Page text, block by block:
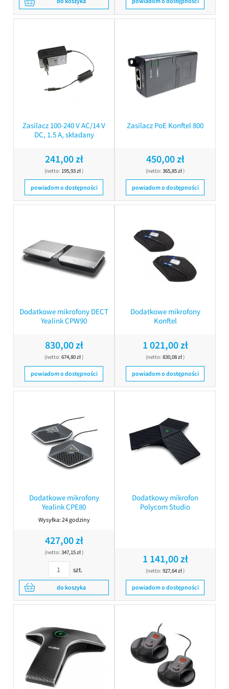
Zasilacz 100-240 V AC/14 V
DC, 1.5 A, składany
241,00 zł
(netto: 195,93 zł)
powiadom o dostępności
Zasilacz PoE Konftel 800
450,00 zł
(netto: 365,85 zł)
powiadom o dostępności
Dodatkowe mikrofony DECT
Yealink CPW90
830,00 zł
(netto: 674,80 zł)
powiadom o dostępności
Dodatkowe mikrofony
Konftel
1 021,00 zł
(netto: 830,08 zł)
powiadom o dostępności
Dodatkowe mikrofony
Yealink CPE80
Wysyłka:24 godziny
427,00 zł
(netto: 347,15 zł)
szt.
do koszyka
Dodatkowy mikrofon
Polycom Studio
1 141,00 zł
(netto: 927,64 zł)
powiadom o dostępności